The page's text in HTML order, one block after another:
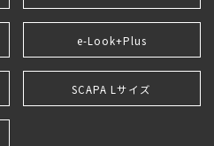
e-Look+Plus
SCAPA Lサイズ